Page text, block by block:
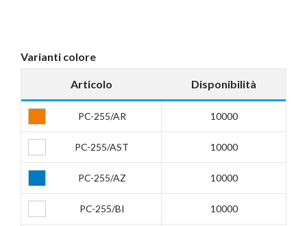
Varianti colore
Articolo Disponibilità
PC-255/AR 10000
PC-255/AST 10000
PC-255/AZ 10000
PC-255/BI 10000